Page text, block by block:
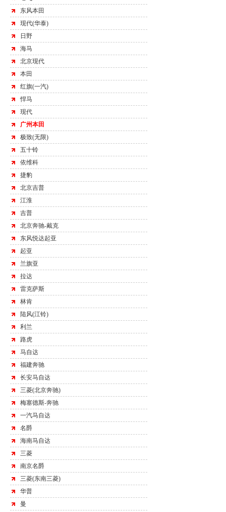
东风本田
现代(华泰)
日野
海马
北京现代
本田
红旗(一汽)
悍马
现代
广州本田
极致(无限)
五十铃
依维科
捷豹
北京吉普
江淮
吉普
北京奔驰-戴克
东风悦达起亚
起亚
兰旗亚
拉达
雷克萨斯
林肯
陆风(江铃)
利兰
路虎
马自达
福建奔驰
长安马自达
三菱(北京奔驰)
梅塞德斯-奔驰
一汽马自达
名爵
海南马自达
三菱
南京名爵
三菱(东南三菱)
华普
曼